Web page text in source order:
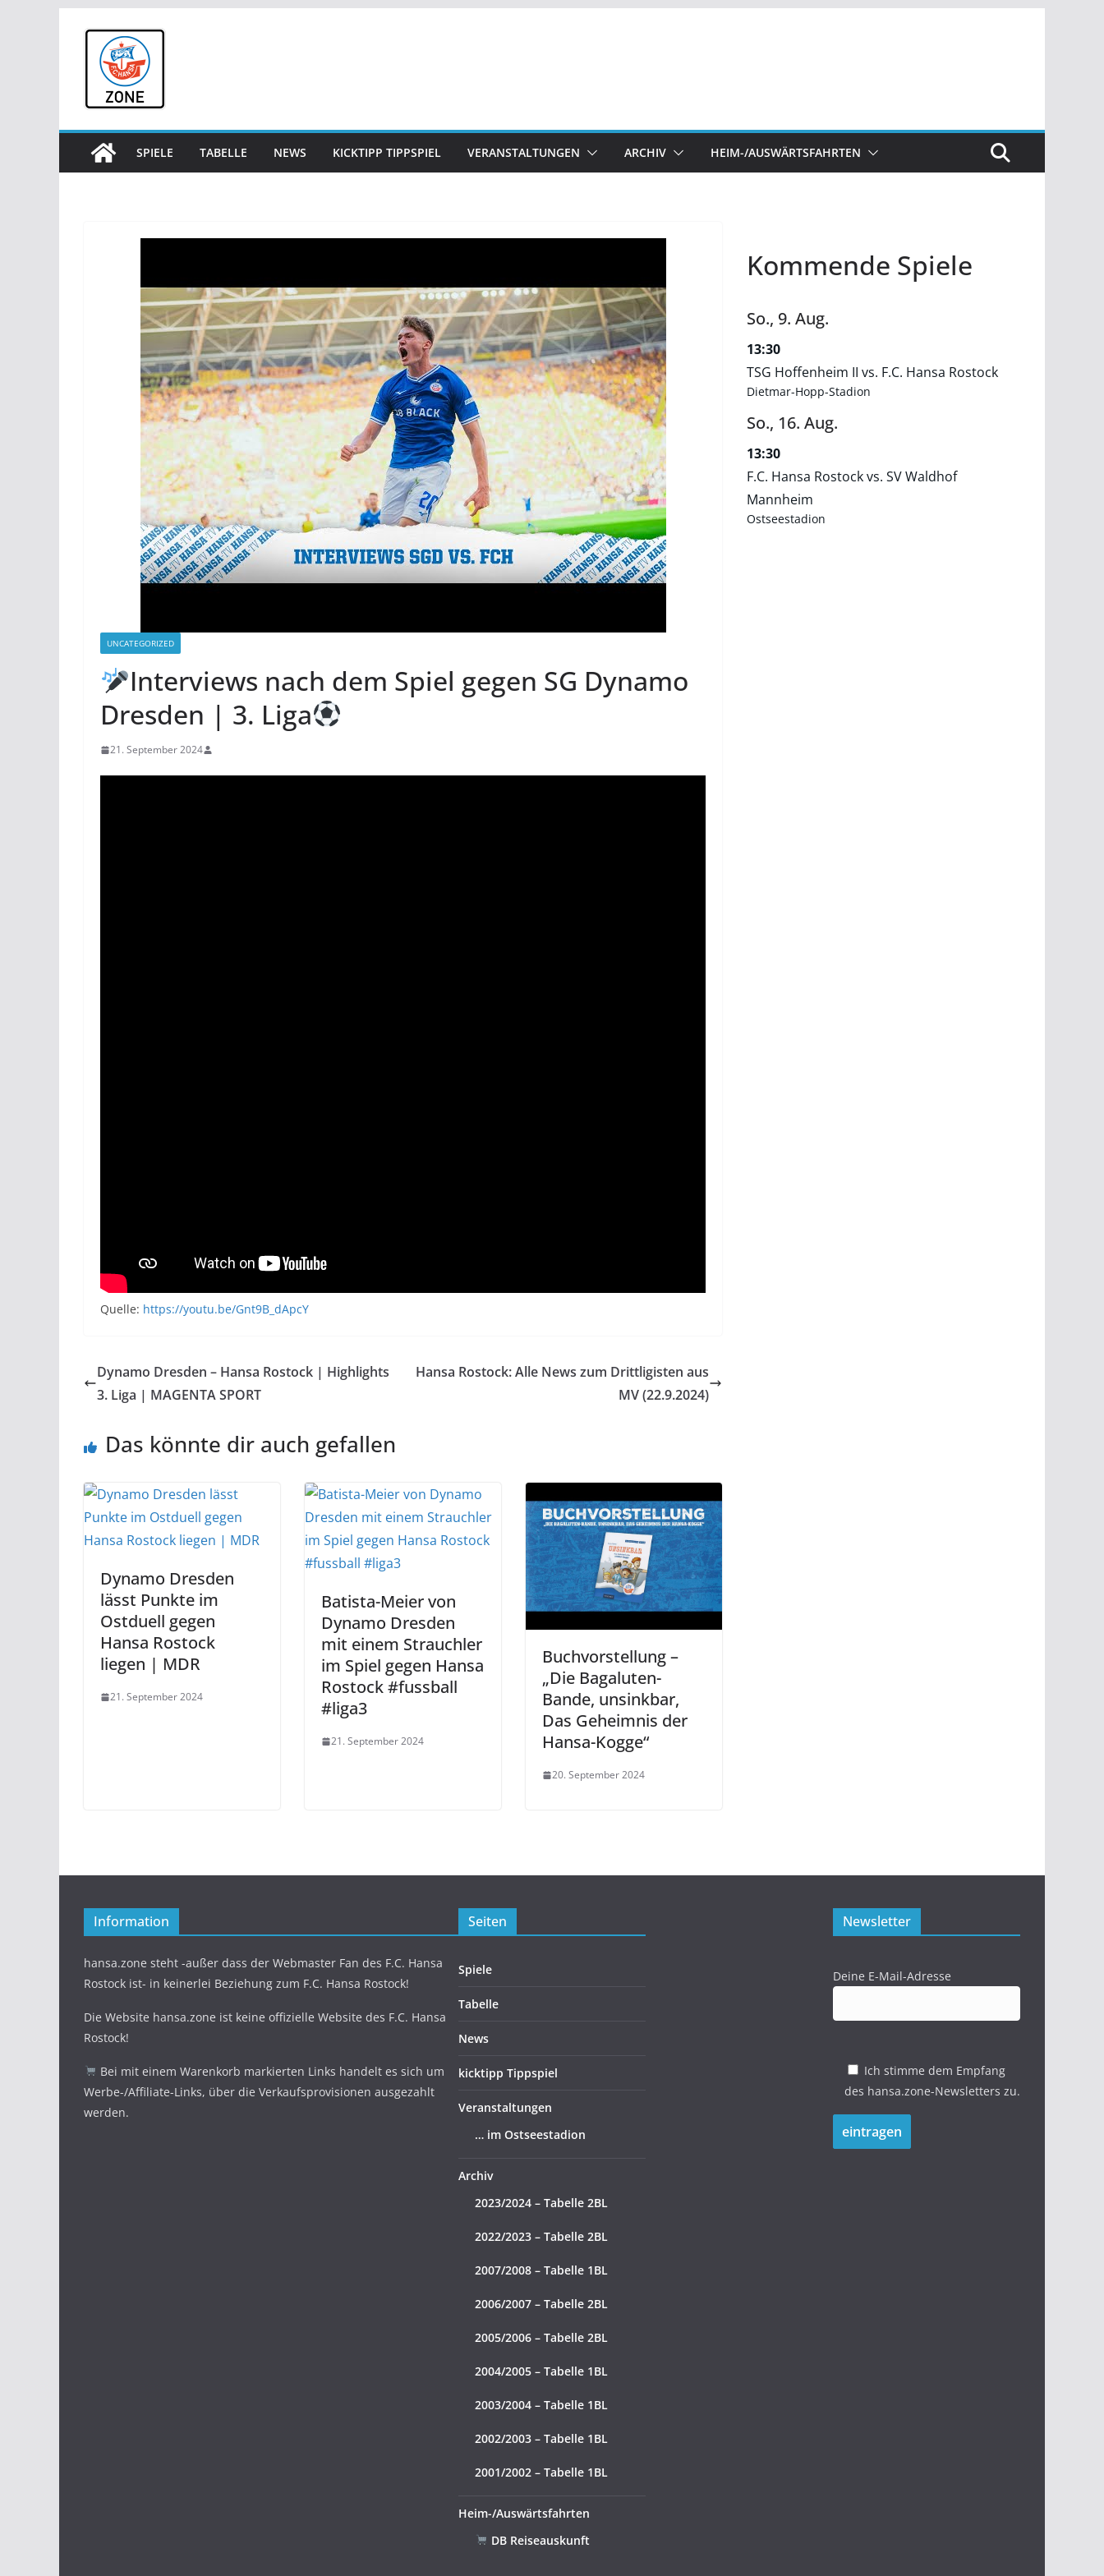
springen
SPIELE TABELLE NEWS KICKTIPP TIPPSPIEL VERANSTALTUNGEN ARCHIV HEIM-/AUSWÄRTSFAHRTEN
UNCATEGORIZED
Interviews nach dem Spiel gegen SG Dynamo
Dresden | 3. Liga
21. September 2024
Quelle: https://youtu.be/Gnt9B_dApcY
Dynamo Dresden – Hansa Rostock | Highlights
3. Liga | MAGENTA SPORT
Hansa Rostock: Alle News zum Drittligisten aus
MV (22.9.2024)
Das könnte dir auch gefallen
Dynamo Dresden
lässt Punkte im
Ostduell gegen
Hansa Rostock
liegen | MDR
21. September 2024
Batista-Meier von
Dynamo Dresden
mit einem Strauchler
im Spiel gegen Hansa
Rostock #fussball
#liga3
21. September 2024
Buchvorstellung –
„Die Bagaluten-
Bande, unsinkbar,
Das Geheimnis der
Hansa-Kogge“
20. September 2024
Kommende Spiele
So., 9. Aug.
13:30
TSG Hoffenheim II vs. F.C. Hansa Rostock
Dietmar-Hopp-Stadion
So., 16. Aug.
13:30
F.C. Hansa Rostock vs. SV Waldhof
Mannheim
Ostseestadion
Information
hansa.zone steht -außer dass der Webmaster Fan des F.C. Hansa
Rostock ist- in keinerlei Beziehung zum F.C. Hansa Rostock!
Die Website hansa.zone ist keine offizielle Website des F.C. Hansa
Rostock!
Bei mit einem Warenkorb markierten Links handelt es sich um
Werbe-/Affiliate-Links, über die Verkaufsprovisionen ausgezahlt
werden.
Seiten
Spiele
Tabelle
News
kicktipp Tippspiel
Veranstaltungen
… im Ostseestadion
Archiv
2023/2024 – Tabelle 2BL
2022/2023 – Tabelle 2BL
2007/2008 – Tabelle 1BL
2006/2007 – Tabelle 2BL
2005/2006 – Tabelle 2BL
2004/2005 – Tabelle 1BL
2003/2004 – Tabelle 1BL
2002/2003 – Tabelle 1BL
2001/2002 – Tabelle 1BL
Heim-/Auswärtsfahrten
DB Reiseauskunft
Newsletter
Deine E-Mail-Adresse
Ich stimme dem Empfang
des hansa.zone-Newsletters zu.